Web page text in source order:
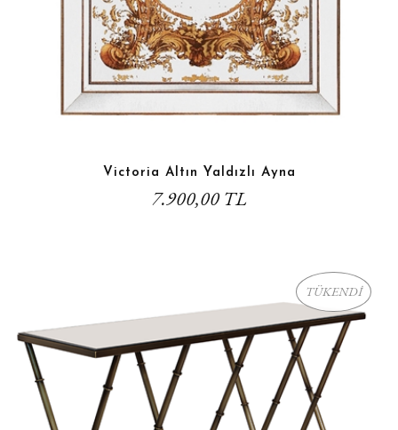
Victoria Altın Yaldızlı Ayna
7.900,00 TL
TÜKENDİ